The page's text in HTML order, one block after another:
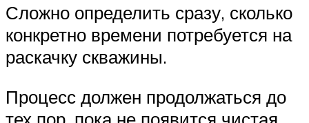
Сложно определить сразу, сколько
конкретно времени потребуется на
раскачку скважины.
Процесс должен продолжаться до
тех пор, пока не появится чистая